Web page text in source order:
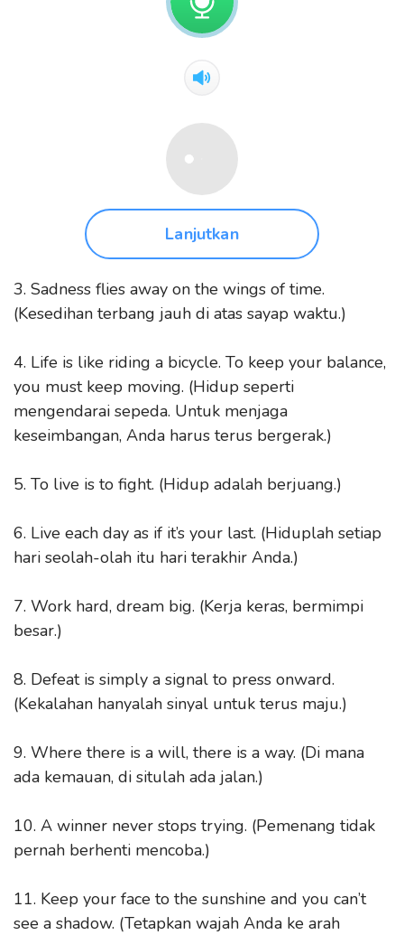
Lanjutkan
3. Sadness flies away on the wings of time.
(Kesedihan terbang jauh di atas sayap waktu.)
4. Life is like riding a bicycle. To keep your balance,
you must keep moving. (Hidup seperti
mengendarai sepeda. Untuk menjaga
keseimbangan, Anda harus terus bergerak.)
5. To live is to fight. (Hidup adalah berjuang.)
6. Live each day as if it’s your last. (Hiduplah setiap
hari seolah-olah itu hari terakhir Anda.)
7. Work hard, dream big. (Kerja keras, bermimpi
besar.)
8. Defeat is simply a signal to press onward.
(Kekalahan hanyalah sinyal untuk terus maju.)
9. Where there is a will, there is a way. (Di mana
ada kemauan, di situlah ada jalan.)
10. A winner never stops trying. (Pemenang tidak
pernah berhenti mencoba.)
11. Keep your face to the sunshine and you can’t
see a shadow. (Tetapkan wajah Anda ke arah